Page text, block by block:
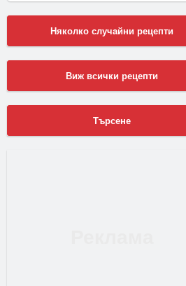
Няколко случайни рецепти
Виж всички рецепти
Търсене